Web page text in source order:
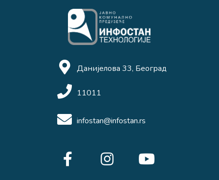
Данијелова 33, Београд
11011
infostan@infostan.rs